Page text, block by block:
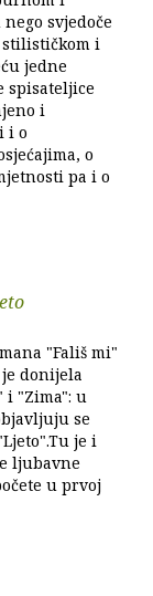
svjedoče
i
jedne
spisateljice
i
i o
o
pa i o
"Fališ mi"
donijela
i "Zima": u
se
je i
ljubavne
u prvoj